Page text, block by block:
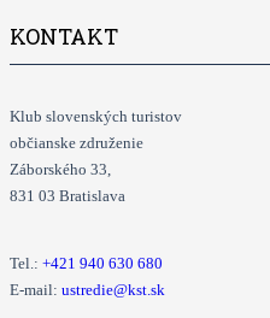
KONTAKT
Klub slovenských turistov
občianske združenie
Záborského 33,
831 03 Bratislava
Tel.: +421 940 630 680
E-mail: ustredie@kst.sk